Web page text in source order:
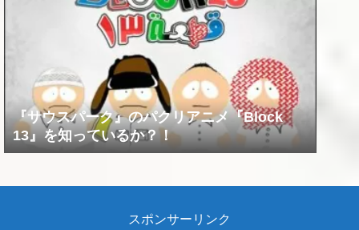
『サウスパーク』のパクリアニメ『Block
13』を知っているか？！
スポンサーリンク